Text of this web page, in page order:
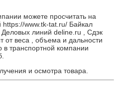
можете просчитать на
www.tk-tat.ru/ Байкал
линий deline.ru , Сдэк
от веса , объема и дальности
в транспортной компании
и осмотра товара.